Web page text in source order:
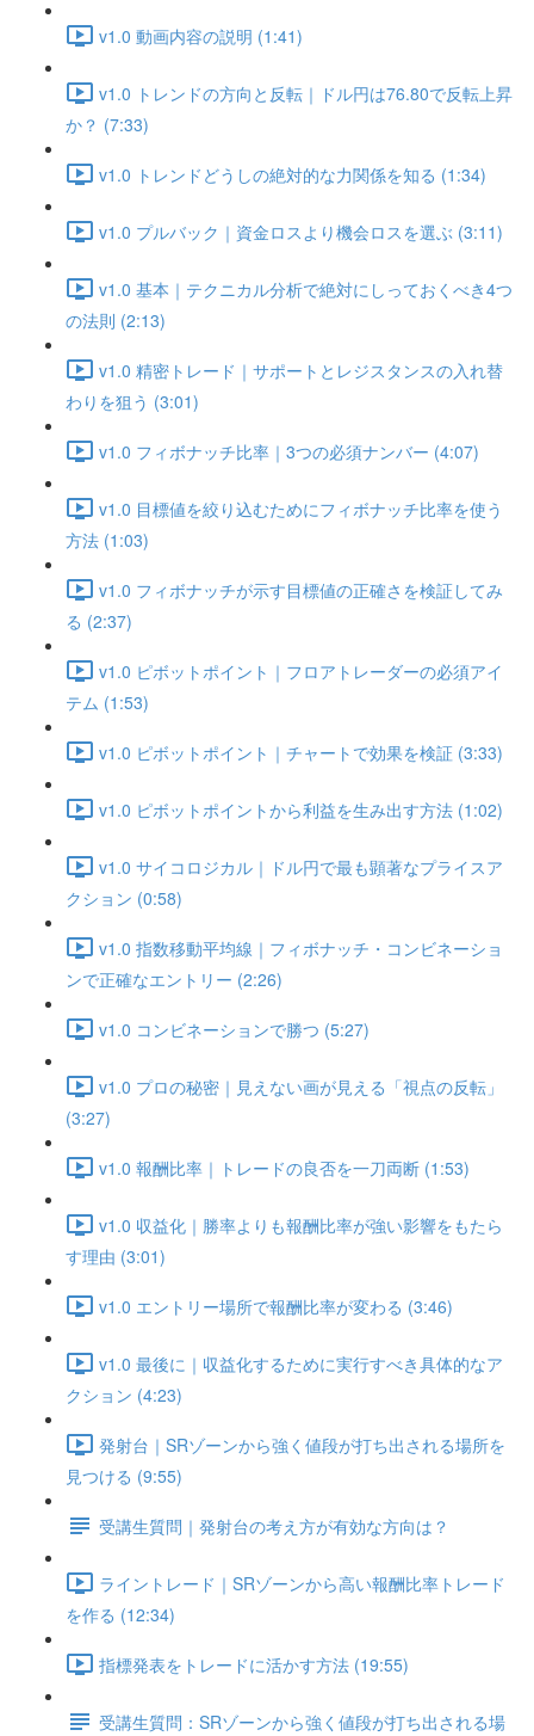
v1.0 動画内容の説明 (1:41)
v1.0 トレンドの方向と反転｜ドル円は76.80で反転上昇
か？ (7:33)
v1.0 トレンドどうしの絶対的な力関係を知る (1:34)
v1.0 プルバック｜資金ロスより機会ロスを選ぶ (3:11)
v1.0 基本｜テクニカル分析で絶対にしっておくべき4つ
の法則 (2:13)
v1.0 精密トレード｜サポートとレジスタンスの入れ替
わりを狙う (3:01)
v1.0 フィボナッチ比率｜3つの必須ナンバー (4:07)
v1.0 目標値を絞り込むためにフィボナッチ比率を使う
方法 (1:03)
v1.0 フィボナッチが示す目標値の正確さを検証してみ
る (2:37)
v1.0 ピボットポイント｜フロアトレーダーの必須アイ
テム (1:53)
v1.0 ピボットポイント｜チャートで効果を検証 (3:33)
v1.0 ピボットポイントから利益を生み出す方法 (1:02)
v1.0 サイコロジカル｜ドル円で最も顕著なプライスア
クション (0:58)
v1.0 指数移動平均線｜フィボナッチ・コンビネーショ
ンで正確なエントリー (2:26)
v1.0 コンビネーションで勝つ (5:27)
v1.0 プロの秘密｜見えない画が見える「視点の反転」
(3:27)
v1.0 報酬比率｜トレードの良否を一刀両断 (1:53)
v1.0 収益化｜勝率よりも報酬比率が強い影響をもたら
す理由 (3:01)
v1.0 エントリー場所で報酬比率が変わる (3:46)
v1.0 最後に｜収益化するために実行すべき具体的なア
クション (4:23)
発射台｜SRゾーンから強く値段が打ち出される場所を
見つける (9:55)
受講生質問｜発射台の考え方が有効な方向は？
ライントレード｜SRゾーンから高い報酬比率トレード
を作る (12:34)
指標発表をトレードに活かす方法 (19:55)
受講生質問：SRゾーンから強く値段が打ち出される場